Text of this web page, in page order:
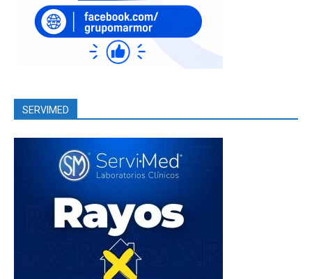
SERVIMED